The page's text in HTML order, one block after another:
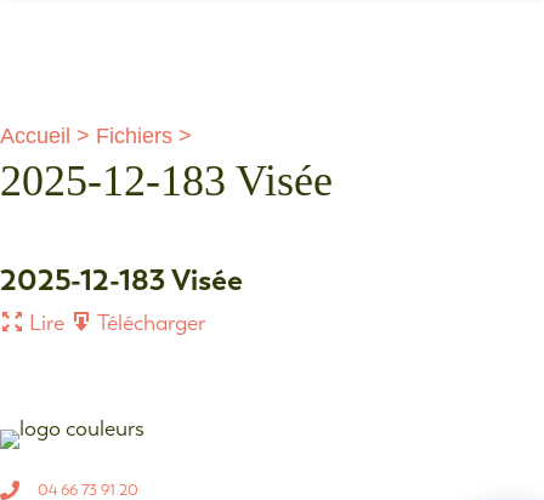
Accueil > Fichiers >
2025-12-183 Visée
2025-12-183 Visée
Lire Télécharger
04 66 73 91 20